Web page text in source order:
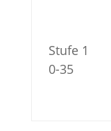
Stufe 1
0-35